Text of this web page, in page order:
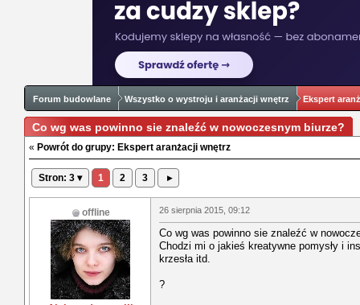
Forum budowlane Wszystko o wystroju i aranżacji wnętrz Ekspert
Co wg was powinno sie znaleźć w nowoczesnym biurze?
« Powrót do grupy: Ekspert aranżacji wnętrz
Stron: 3 ▾ 1 2 3 ▸
offline 26 sierpnia 2015, 09:12
Co wg was powinno sie znaleźć w
Chodzi mi o jakieś kreatywne pomysły i
krzesła itd.
?